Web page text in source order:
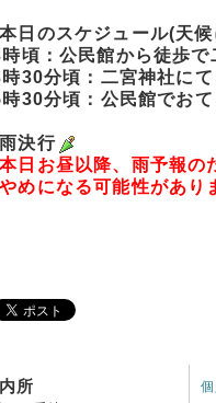
本日のスケジュール(天
頃：公民館から徒歩で
30分頃：二宮神社に
30分頃：公民館でおて
決行
日お昼以降、雨予報の
めになる可能性があり
所